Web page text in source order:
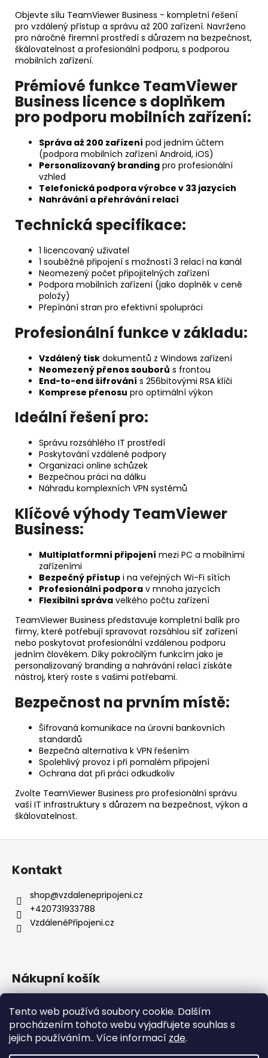
Tento web používá soubory cookie. Dalším
procházením tohoto webu vyjadřujete souhlas s
jejich používáním.. Více informací zde.
Objevte sílu TeamViewer Business - kompletní řešení
pro vzdálený přístup a správu až 200 zařízení. Navrženo
pro náročné firemní prostředí s důrazem na bezpečnost,
škálovatelnost a profesionální podporu, s podporou
mobilních zařízení.
Prémiové funkce TeamViewer
Business licence s doplňkem
pro podporu mobilních zařízení:
Správa až 200 zařízení pod jedním účtem
(podpora mobilních zařízení Android, iOS)
Personalizovaný branding pro profesionální
vzhled
Telefonická podpora výrobce v 33 jazycích
Nahrávání a přehrávání relací
Technická specifikace:
1 licencovaný uživatel
1 souběžné připojení s možností 3 relací na kanál
Neomezený počet připojitelných zařízení
Podpora mobilních zařízení (jako doplněk v ceně
položy)
Přepínání stran pro efektivní spolupráci
Profesionální funkce v základu:
Vzdálený tisk dokumentů z Windows zařízení
Neomezený přenos souborů s frontou
End-to-end šifrování s 256bitovými RSA klíči
Komprese přenosu pro optimální výkon
Ideální řešení pro:
Správu rozsáhlého IT prostředí
Poskytování vzdálené podpory
Organizaci online schůzek
Bezpečnou práci na dálku
Náhradu komplexních VPN systémů
Klíčové výhody TeamViewer
Business:
Multiplatformní připojení mezi PC a mobilními
zařízeními
Bezpečný přístup i na veřejných Wi-Fi sítích
Profesionální podpora v mnoha jazycích
Flexibilní správa velkého počtu zařízení
TeamViewer Business představuje kompletní balík pro
firmy, které potřebují spravovat rozsáhlou síť zařízení
nebo poskytovat profesionální vzdálenou podporu
jedním člověkem. Díky pokročilým funkcím jako je
personalizovaný branding a nahrávání relací získáte
nástroj, který roste s vašimi potřebami.
Bezpečnost na prvním místě:
Šifrovaná komunikace na úrovni bankovních
standardů
Bezpečná alternativa k VPN řešením
Spolehlivý provoz i při pomalém připojení
Ochrana dat při práci odkudkoliv
Zvolte TeamViewer Business pro profesionální správu
vaší IT infrastruktury s důrazem na bezpečnost, výkon a
škálovatelnost.
Z
Kontakt
shop@vzdalenepripojeni.cz
+420731933788
VzdálenéPřipojeni.cz
Nákupní košík
0KS /0 KČ